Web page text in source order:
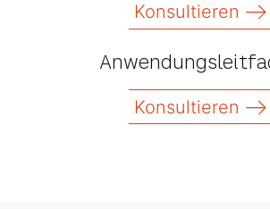
Konsultieren
Konsultieren